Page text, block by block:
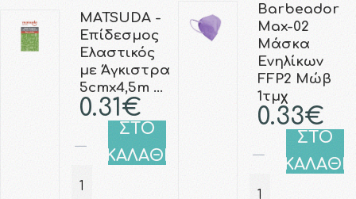
MATSUDA -
Επίδεσμος
Ελαστικός
με Άγκιστρα
5cmx4,5m …
0.31€
ΣΤΟ
ΚΑΛΑΘΙ
Barbeador
Max-02
Μάσκα
Ενηλίκων
FFP2 Μώβ
1τμχ
0.33€
ΣΤΟ
ΚΑΛΑΘΙ